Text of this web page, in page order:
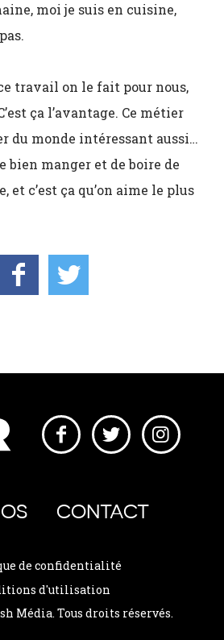
moi je suis en cuisine,
travail on le fait pour nous,
ça l’avantage. Ce métier
du monde intéressant aussi…
bien manger et de boire de
et c’est ça qu’on aime le plus
CONTACT
de confidentialité
d'utilisation
Média. Tous droits réservés.